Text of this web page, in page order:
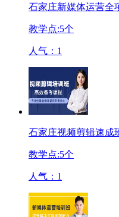
石家庄新媒体运营全
教学点:5个
人气： 1
石家庄视频剪辑速成
教学点:5个
人气： 1